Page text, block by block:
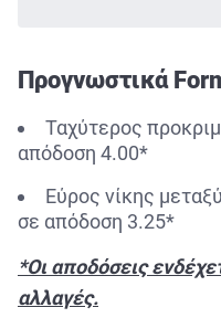
Προγνωστικά
Ταχύτερος
απόδοση 4.00*
Εύρος νίκης
σε απόδοση 3.25*
*Οι αποδόσεις
αλλαγές.